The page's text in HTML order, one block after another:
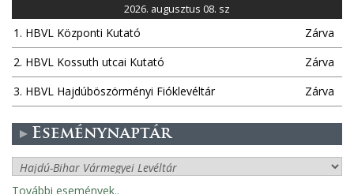
2026. augusztus 08. sz
1. HBVL Központi Kutató
Zárva
2. HBVL Kossuth utcai Kutató
Zárva
3. HBVL Hajdúböszörményi Fióklevéltár
Zárva
Eseménynaptár
További események..